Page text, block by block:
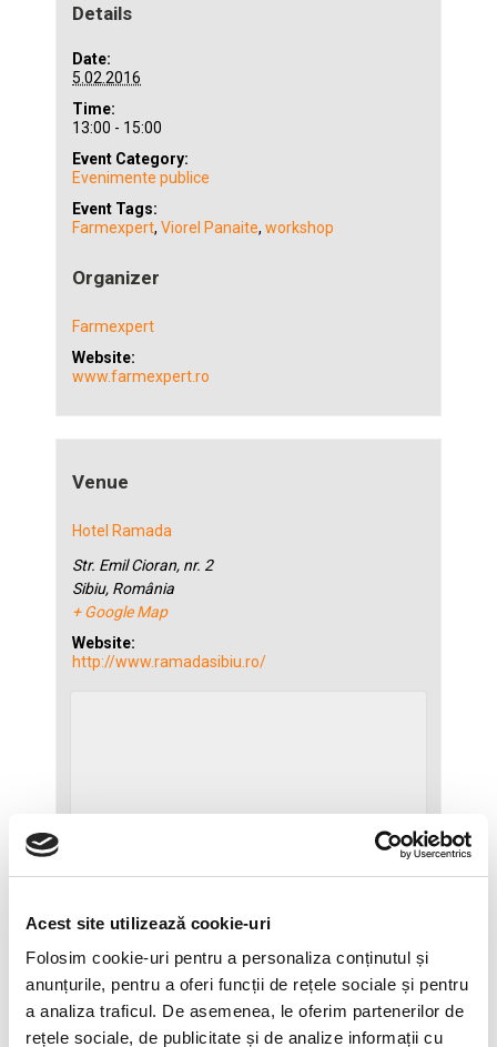
Acest site utilizează cookie-uri
Folosim cookie-uri pentru a personaliza conținutul și
anunțurile, pentru a oferi funcții de rețele sociale și pentru
a analiza traficul. De asemenea, le oferim partenerilor de
rețele sociale, de publicitate și de analize informații cu
Details
Date:
5.02.2016
Time:
13:00 - 15:00
Event Category:
Evenimente publice
Event Tags:
Farmexpert,Viorel Panaite,workshop
Organizer
Farmexpert
Website:
www.farmexpert.ro
Venue
Hotel Ramada
Str. Emil Cioran, nr. 2
Sibiu, România
+ Google Map
Website:
http://www.ramadasibiu.ro/